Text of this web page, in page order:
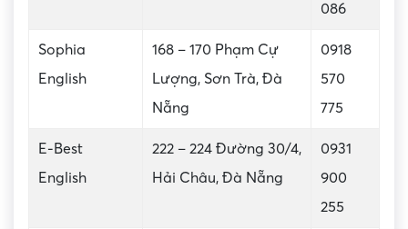
086
Sophia
English
168 – 170 Phạm Cự
Lượng, Sơn Trà, Đà
Nẵng
0918
570
775
E-Best
English
222 – 224 Đường 30/4,
Hải Châu, Đà Nẵng
0931
900
255